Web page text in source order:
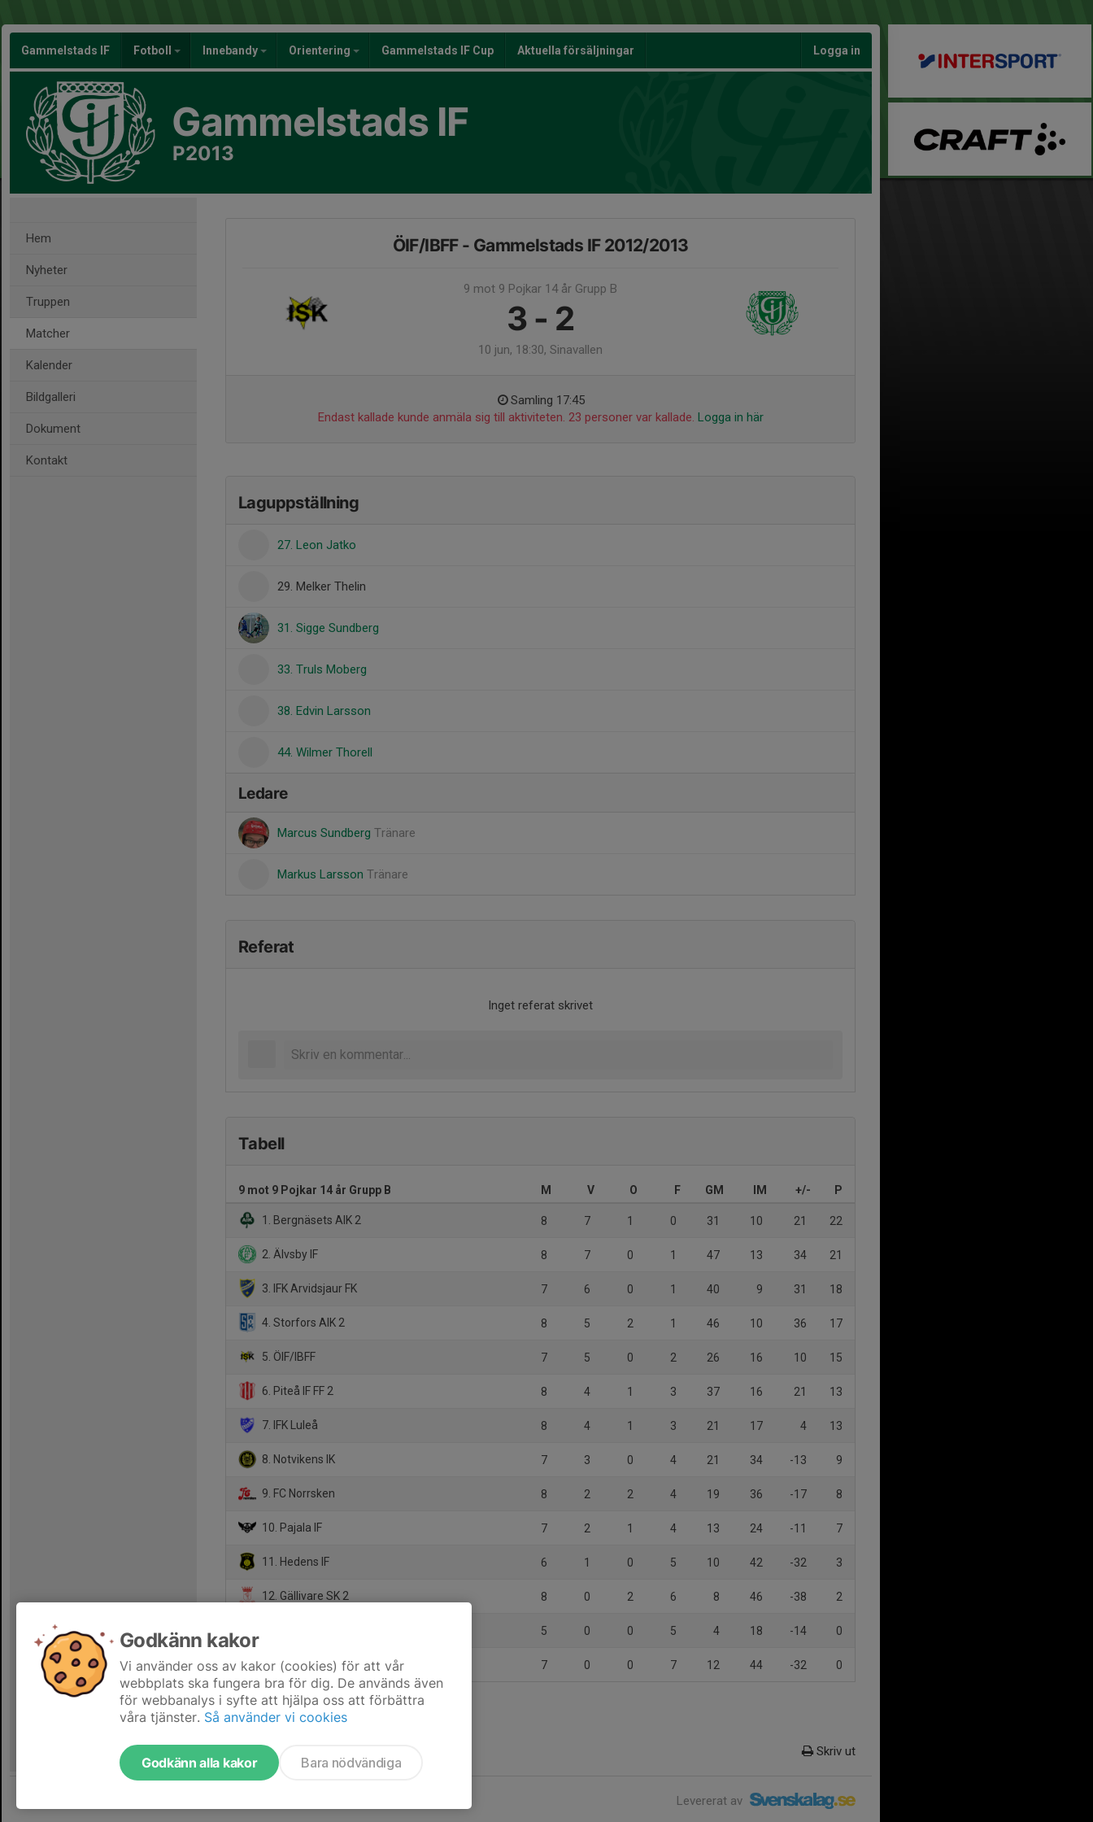
Gammelstads IF Fotboll Innebandy Orientering Gammelstads IF Cup Aktuella försäljningar Logga in
Gammelstads IF
P2013
Hem
Nyheter
Truppen
Matcher
Kalender
Bildgalleri
Dokument
Kontakt
ÖIF/IBFF - Gammelstads IF 2012/2013
9 mot 9 Pojkar 14 år Grupp B
3 - 2
10 jun, 18:30, Sinavallen
Samling 17:45
Endast kallade kunde anmäla sig till aktiviteten. 23 personer var kallade. Logga in här
Laguppställning
27. Leon Jatko
29. Melker Thelin
31. Sigge Sundberg
33. Truls Moberg
38. Edvin Larsson
44. Wilmer Thorell
Ledare
Marcus Sundberg Tränare
Markus Larsson Tränare
Referat
Inget referat skrivet
Tabell
9 mot 9 Pojkar 14 år Grupp B M V O F GM IM +/- P
1. Bergnäsets AIK 2 8 7 1 0 31 10 21 22
2. Älvsby IF 8 7 0 1 47 13 34 21
3. IFK Arvidsjaur FK 7 6 0 1 40 9 31 18
4. Storfors AIK 2 8 5 2 1 46 10 36 17
5. ÖIF/IBFF 7 5 0 2 26 16 10 15
6. Piteå IF FF 2 8 4 1 3 37 16 21 13
7. IFK Luleå 8 4 1 3 21 17 4 13
8. Notvikens IK 7 3 0 4 21 34 -13 9
9. FC Norrsken 8 2 2 4 19 36 -17 8
10. Pajala IF 7 2 1 4 13 24 -11 7
11. Hedens IF 6 1 0 5 10 42 -32 3
12. Gällivare SK 2 8 0 2 6 8 46 -38 2
5 0 0 5 4 18 -14 0
14. Lira BK Blå 7 0 0 7 12 44 -32 0
Skriv ut
Levererat av
Godkänn kakor
Vi använder oss av kakor (cookies) för att vår
webbplats ska fungera bra för dig. De används även
för webbanalys i syfte att hjälpa oss att förbättra
våra tjänster. Så använder vi cookies
Godkänn alla kakor Bara nödvändiga